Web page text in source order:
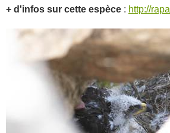
+ d'infos sur cette espèce : http://